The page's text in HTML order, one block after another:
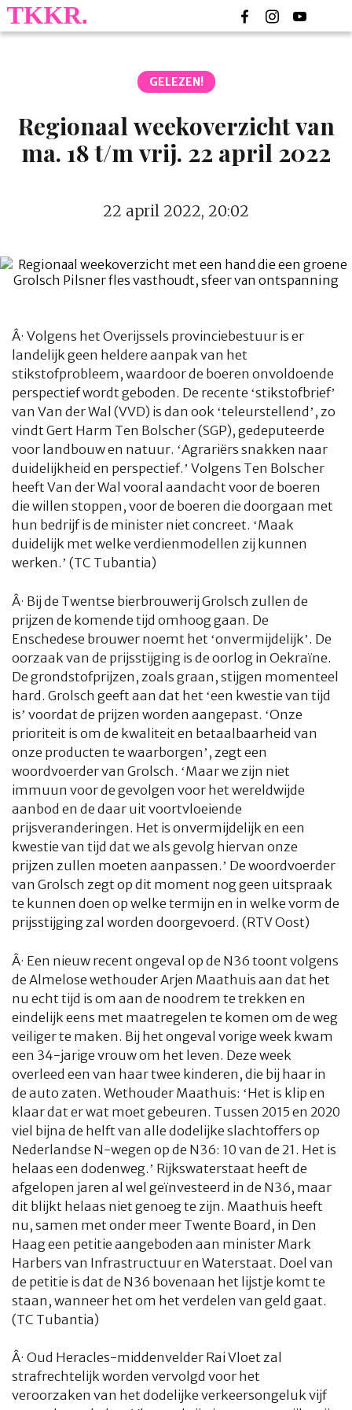
GELEZEN!
Regionaal weekoverzicht van
ma. 18 t/m vrij. 22 april 2022
22 april 2022, 20:02
Â· Volgens het Overijssels provinciebestuur is er
landelijk geen heldere aanpak van het
stikstofprobleem, waardoor de boeren onvoldoende
perspectief wordt geboden. De recente ‘stikstofbrief’
van Van der Wal (VVD) is dan ook ‘teleurstellend’, zo
vindt Gert Harm Ten Bolscher (SGP), gedeputeerde
voor landbouw en natuur. ‘Agrariërs snakken naar
duidelijkheid en perspectief.’ Volgens Ten Bolscher
heeft Van der Wal vooral aandacht voor de boeren
die willen stoppen, voor de boeren die doorgaan met
hun bedrijf is de minister niet concreet. ‘Maak
duidelijk met welke verdienmodellen zij kunnen
werken.’ (TC Tubantia)
Â· Bij de Twentse bierbrouwerij Grolsch zullen de
prijzen de komende tijd omhoog gaan. De
Enschedese brouwer noemt het ‘onvermijdelijk’. De
oorzaak van de prijsstijging is de oorlog in Oekraïne.
De grondstofprijzen, zoals graan, stijgen momenteel
hard. Grolsch geeft aan dat het ‘een kwestie van tijd
is’ voordat de prijzen worden aangepast. ‘Onze
prioriteit is om de kwaliteit en betaalbaarheid van
onze producten te waarborgen’, zegt een
woordvoerder van Grolsch. ‘Maar we zijn niet
immuun voor de gevolgen voor het wereldwijde
aanbod en de daar uit voortvloeiende
prijsveranderingen. Het is onvermijdelijk en een
kwestie van tijd dat we als gevolg hiervan onze
prijzen zullen moeten aanpassen.’ De woordvoerder
van Grolsch zegt op dit moment nog geen uitspraak
te kunnen doen op welke termijn en in welke vorm de
prijsstijging zal worden doorgevoerd. (RTV Oost)
Â· Een nieuw recent ongeval op de N36 toont volgens
de Almelose wethouder Arjen Maathuis aan dat het
nu echt tijd is om aan de noodrem te trekken en
eindelijk eens met maatregelen te komen om de weg
veiliger te maken. Bij het ongeval vorige week kwam
een 34-jarige vrouw om het leven. Deze week
overleed een van haar twee kinderen, die bij haar in
de auto zaten. Wethouder Maathuis: ‘Het is klip en
klaar dat er wat moet gebeuren. Tussen 2015 en 2020
viel bijna de helft van alle dodelijke slachtoffers op
Nederlandse N-wegen op de N36: 10 van de 21. Het is
helaas een dodenweg.’ Rijkswaterstaat heeft de
afgelopen jaren al wel geïnvesteerd in de N36, maar
dit blijkt helaas niet genoeg te zijn. Maathuis heeft
nu, samen met onder meer Twente Board, in Den
Haag een petitie aangeboden aan minister Mark
Harbers van Infrastructuur en Waterstaat. Doel van
de petitie is dat de N36 bovenaan het lijstje komt te
staan, wanneer het om het verdelen van geld gaat.
(TC Tubantia)
Â· Oud Heracles-middenvelder Rai Vloet zal
strafrechtelijk worden vervolgd voor het
veroorzaken van het dodelijke verkeersongeluk vijf